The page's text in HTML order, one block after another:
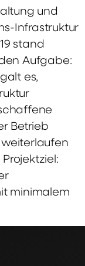
und
Infrastruktur
stand
Aufgabe:
es,
Betrieb
minimalem